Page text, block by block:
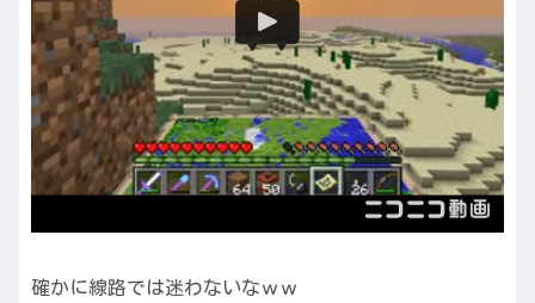
確かに線路では迷わないなｗｗ